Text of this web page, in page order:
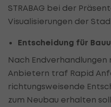
STRABAG bei der
Visualisierungen der
Entscheidung für
Nach
Anbietern traf Rapid
richtungsweisende
zum Neubau erhalten